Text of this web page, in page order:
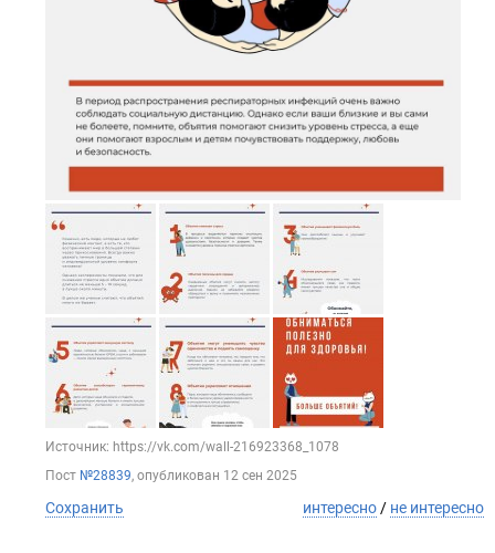
Источник: https://vk.com/wall-216923368_1078
Пост №28839, опубликован 12 сен 2025
Сохранить интересно / не интересно